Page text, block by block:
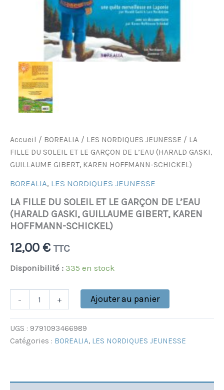
Accueil / BOREALIA / LES NORDIQUES JEUNESSE / LA
FILLE DU SOLEIL ET LE GARÇON DE L’EAU (HARALD GASKI,
GUILLAUME GIBERT, KAREN HOFFMANN-SCHICKEL)
BOREALIA, LES NORDIQUES JEUNESSE
LA FILLE DU SOLEIL ET LE GARÇON DE L’EAU
(HARALD GASKI, GUILLAUME GIBERT, KAREN
HOFFMANN-SCHICKEL)
12,00 € TTC
Disponibilité : 335 en stock
- + Ajouter au panier
UGS : 9791093466989
Catégories : BOREALIA, LES NORDIQUES JEUNESSE